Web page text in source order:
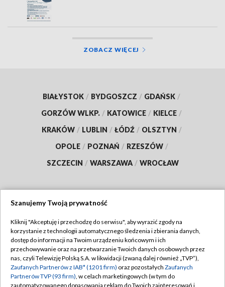
ZOBACZ WIĘCEJ
BIAŁYSTOK / BYDGOSZCZ / GDAŃSK /
GORZÓW WLKP. / KATOWICE / KIELCE /
KRAKÓW / LUBLIN / ŁÓDŹ / OLSZTYN /
OPOLE / POZNAŃ / RZESZÓW /
SZCZECIN / WARSZAWA / WROCŁAW
TVP
Abonament TVP
Emisja w TVP
Centrum informacji TVP
Regulamin TVP
Polityka prywatności
Moje zgody
Szanujemy Twoją prywatność
Kliknij "Akceptuję i przechodzę do serwisu", aby wyrazić zgody na
korzystanie z technologii automatycznego śledzenia i zbierania danych,
dostęp do informacji na Twoim urządzeniu końcowym i ich
przechowywanie oraz na przetwarzanie Twoich danych osobowych przez
nas, czyli Telewizję Polską S.A. w likwidacji (zwaną dalej również „TVP”),
Zaufanych Partnerów z IAB* (1201 firm) oraz pozostałych Zaufanych
Partnerów TVP (93 firm), w celach marketingowych (w tym do
zautomatyzowanego dopasowania reklam do Twoich zainteresowań i